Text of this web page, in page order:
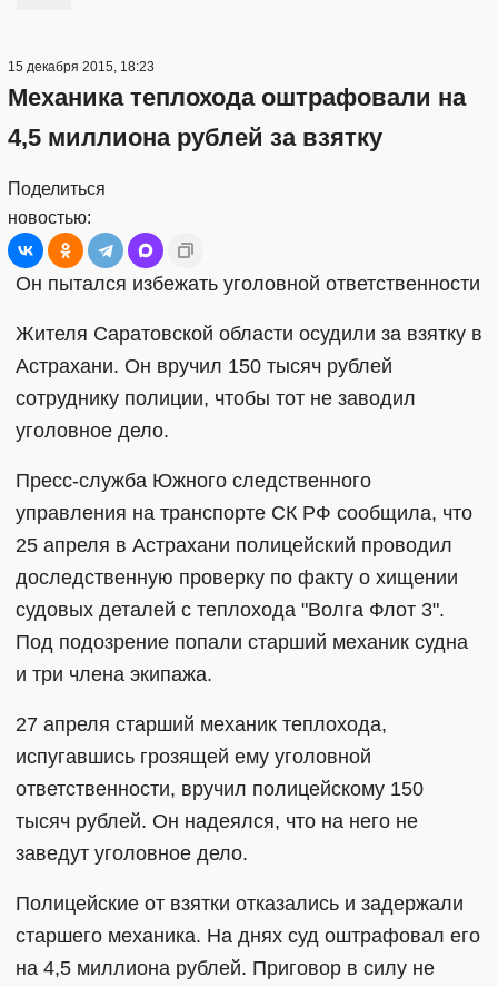
15 декабря 2015, 18:23
Механика теплохода оштрафовали на
4,5 миллиона рублей за взятку
Поделиться
новостью:
Он пытался избежать уголовной ответственности
Жителя Саратовской области осудили за взятку в
Астрахани. Он вручил 150 тысяч рублей
сотруднику полиции, чтобы тот не заводил
уголовное дело.
Пресс-служба Южного следственного
управления на транспорте СК РФ сообщила, что
25 апреля в Астрахани полицейский проводил
доследственную проверку по факту о хищении
судовых деталей с теплохода "Волга Флот 3".
Под подозрение попали старший механик судна
и три члена экипажа.
27 апреля старший механик теплохода,
испугавшись грозящей ему уголовной
ответственности, вручил полицейскому 150
тысяч рублей. Он надеялся, что на него не
заведут уголовное дело.
Полицейские от взятки отказались и задержали
старшего механика. На днях суд оштрафовал его
на 4,5 миллиона рублей. Приговор в силу не